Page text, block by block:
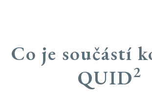
Co je součástí
QUID2